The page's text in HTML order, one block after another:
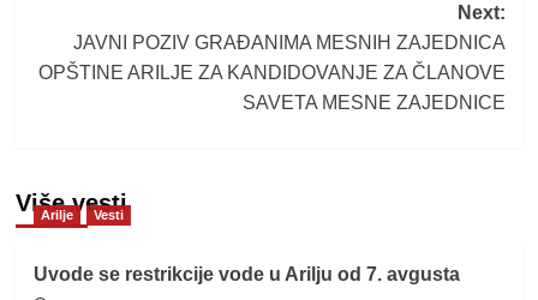
Next:
JAVNI POZIV GRAĐANIMA MESNIH ZAJEDNICA
OPŠTINE ARILJE ZA KANDIDOVANJE ZA ČLANOVE
SAVETA MESNE ZAJEDNICE
Više vesti
Arilje Vesti
Uvode se restrikcije vode u Arilju od 7. avgusta